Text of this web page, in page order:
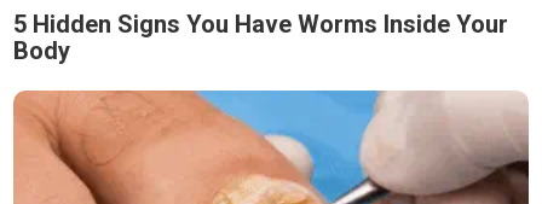
5 Hidden Signs You Have Worms Inside Your
Body